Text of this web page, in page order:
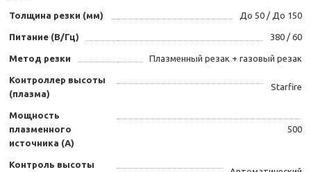
Толщина резки (мм) До 50 / До 150
Питание (В/Гц) 380 / 60
Метод резки Плазменный резак + газовый резак
Контроллер высоты
(плазма)
Starfire
Мощность
плазменного
источника (А)
500
Контроль высоты